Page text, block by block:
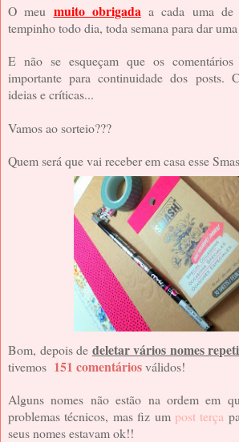
O meu muito obrigada a cada uma
tempinho todo dia, toda semana para dar
E não se esqueçam que os
importante para continuidade dos posts.
ideias e críticas...
Vamos ao sorteio???
Quem será que vai receber em casa esse
Bom, depois de deletar vários nomes
tivemos 151 comentáriosválidos!
Alguns nomes não estão na ordem em
problemas técnicos, mas fiz um post terça
seus nomes estavam ok!!